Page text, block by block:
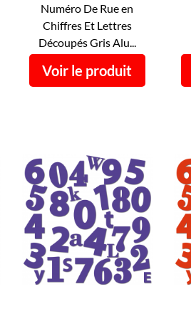
Numéro De Rue en
Chiffres Et Lettres
Découpés Gris Alu...
Voir le produit